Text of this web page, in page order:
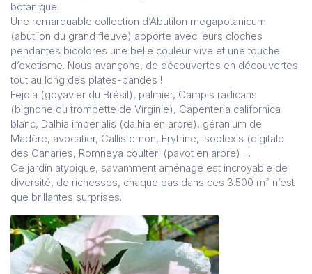
botanique.
Une remarquable collection d’Abutilon megapotanicum
(abutilon du grand fleuve) apporte avec leurs cloches
pendantes bicolores une belle couleur vive et une touche
d’exotisme. Nous avançons, de découvertes en découvertes
tout au long des plates-bandes !
Fejoia (goyavier du Brésil), palmier, Campis radicans
(bignone ou trompette de Virginie), Capenteria californica
blanc, Dalhia imperialis (dalhia en arbre), géranium de
Madère, avocatier, Callistemon, Erytrine, Isoplexis (digitale
des Canaries, Romneya coulteri (pavot en arbre) …
Ce jardin atypique, savamment aménagé est incroyable de
diversité, de richesses, chaque pas dans ces 3.500 m² n’est
que brillantes surprises.